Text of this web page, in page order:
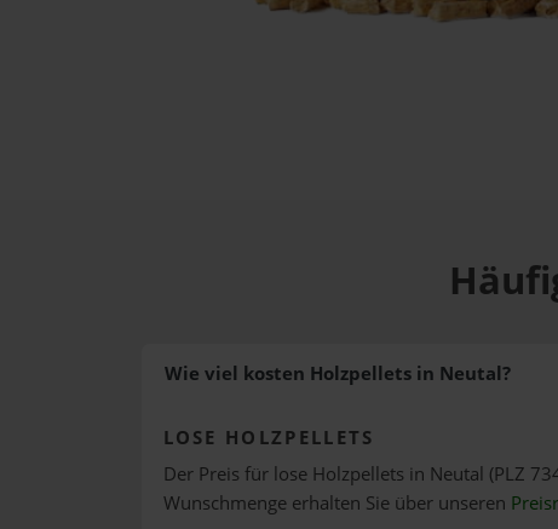
Wie viel kosten Holzpellets in Neutal?
LOSE HOLZPELLETS
Der Preis für lose Holzpellets in Neutal (PLZ
Wunschmenge erhalten Sie über unseren